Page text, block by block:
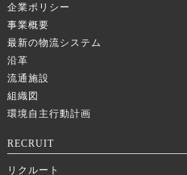
企業ポリシー
事業概要
最新の物流システム
沿革
流通施設
組織図
環境自主行動計画
RECRUIT
リクルート